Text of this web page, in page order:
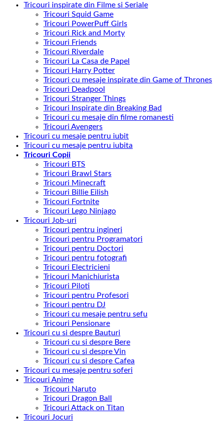
Tricouri inspirate din Filme si Seriale
Tricouri Squid Game
Tricouri PowerPuff Girls
Tricouri Rick and Morty
Tricouri Friends
Tricouri Riverdale
Tricouri La Casa de Papel
Tricouri Harry Potter
Tricouri cu mesaje inspirate din Game of Thrones
Tricouri Deadpool
Tricouri Stranger Things
Tricouri Inspirate din Breaking Bad
Tricouri cu mesaje din filme romanesti
Tricouri Avengers
Tricouri cu mesaje pentru iubit
Tricouri cu mesaje pentru iubita
Tricouri Copii
Tricouri BTS
Tricouri Brawl Stars
Tricouri Minecraft
Tricouri Billie Eilish
Tricouri Fortnite
Tricouri Lego Ninjago
Tricouri Job-uri
Tricouri pentru ingineri
Tricouri pentru Programatori
Tricouri pentru Doctori
Tricouri pentru fotografi
Tricouri Electricieni
Tricouri Manichiurista
Tricouri Piloti
Tricouri pentru Profesori
Tricouri pentru DJ
Tricouri cu mesaje pentru sefu
Tricouri Pensionare
Tricouri cu si despre Bauturi
Tricouri cu si despre Bere
Tricouri cu si despre Vin
Tricouri cu si despre Cafea
Tricouri cu mesaje pentru soferi
Tricouri Anime
Tricouri Naruto
Tricouri Dragon Ball
Tricouri Attack on Titan
Tricouri Jocuri